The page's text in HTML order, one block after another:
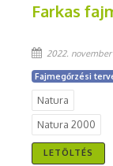
Farkas
2022. november
Fajmegőrzési
Natura
Natura 2000
LETÖLTÉS